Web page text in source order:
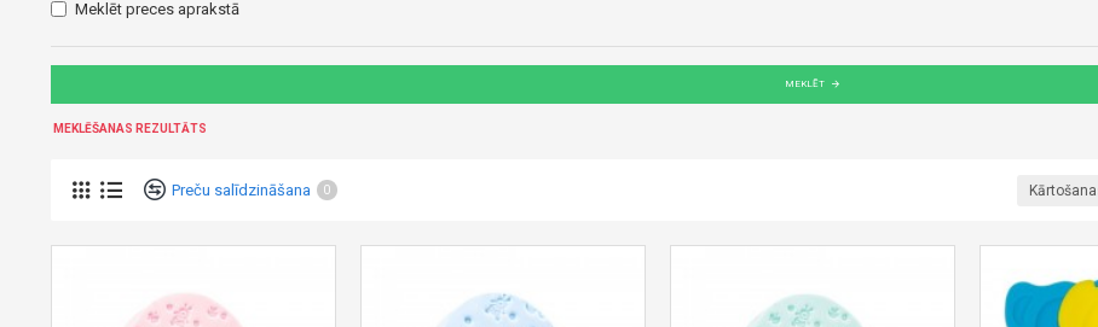
Meklēt preces aprakstā
MEKLĒT
MEKLĒŠANAS REZULTĀTS
Preču salīdzināšana 0